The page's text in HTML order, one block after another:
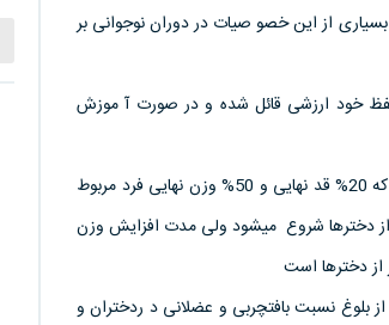
تکامل احساسات ، روابط اجتماعی و منطقی نیز به سرعت اتفاق می افتد 0 بسیاری از این خصو صیات در دوران نوجوانی بر
خود ارزشی قائل شده و در صورت آ موزش
میزان افزایش وزن و قد در دوران بلوغ بسیار قابل ملا حظه است بطوری که 20% قد نهایی و 50% وزن نهایی فرد مربوط
سال دیر تر از دخترها شروع میشود ولی مدت افزایش وزن
از دخترها است
بلوغ نسبت بافتچربی و عضلانی د ردختران و